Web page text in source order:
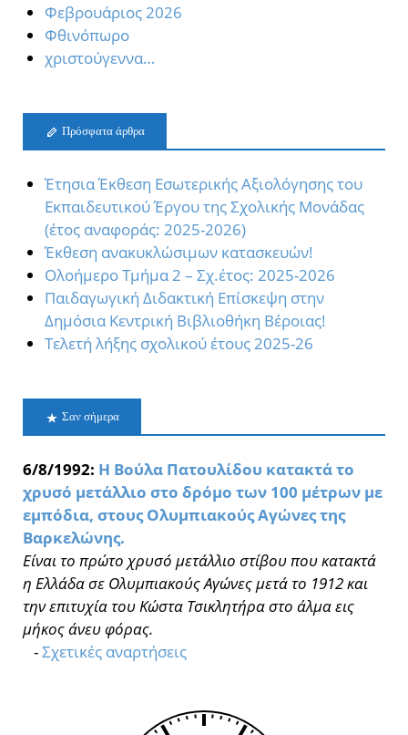
Φεβρουάριος 2026
Φθινόπωρο
χριστούγεννα…
Πρόσφατα άρθρα
Έτησια Έκθεση Εσωτερικής Αξιολόγησης του
Εκπαιδευτικού Έργου της Σχολικής Μονάδας
(έτος αναφοράς: 2025-2026)
Έκθεση ανακυκλώσιμων κατασκευών!
Oλοήμερο Τμήμα 2 – Σχ.έτος: 2025-2026
Παιδαγωγική Διδακτική Επίσκεψη στην
Δημόσια Κεντρική Βιβλιοθήκη Βέροιας!
Τελετή λήξης σχολικού έτους 2025-26
Σαν σήμερα
6/8/1992: Η Βούλα Πατουλίδου κατακτά το
χρυσό μετάλλιο στο δρόμο των 100 μέτρων με
εμπόδια, στους Ολυμπιακούς Αγώνες της
Βαρκελώνης.
Είναι το πρώτο χρυσό μετάλλιο στίβου που κατακτά
η Ελλάδα σε Ολυμπιακούς Αγώνες μετά το 1912 και
την επιτυχία του Κώστα Τσικλητήρα στο άλμα εις
μήκος άνευ φόρας.
-Σχετικές αναρτήσεις